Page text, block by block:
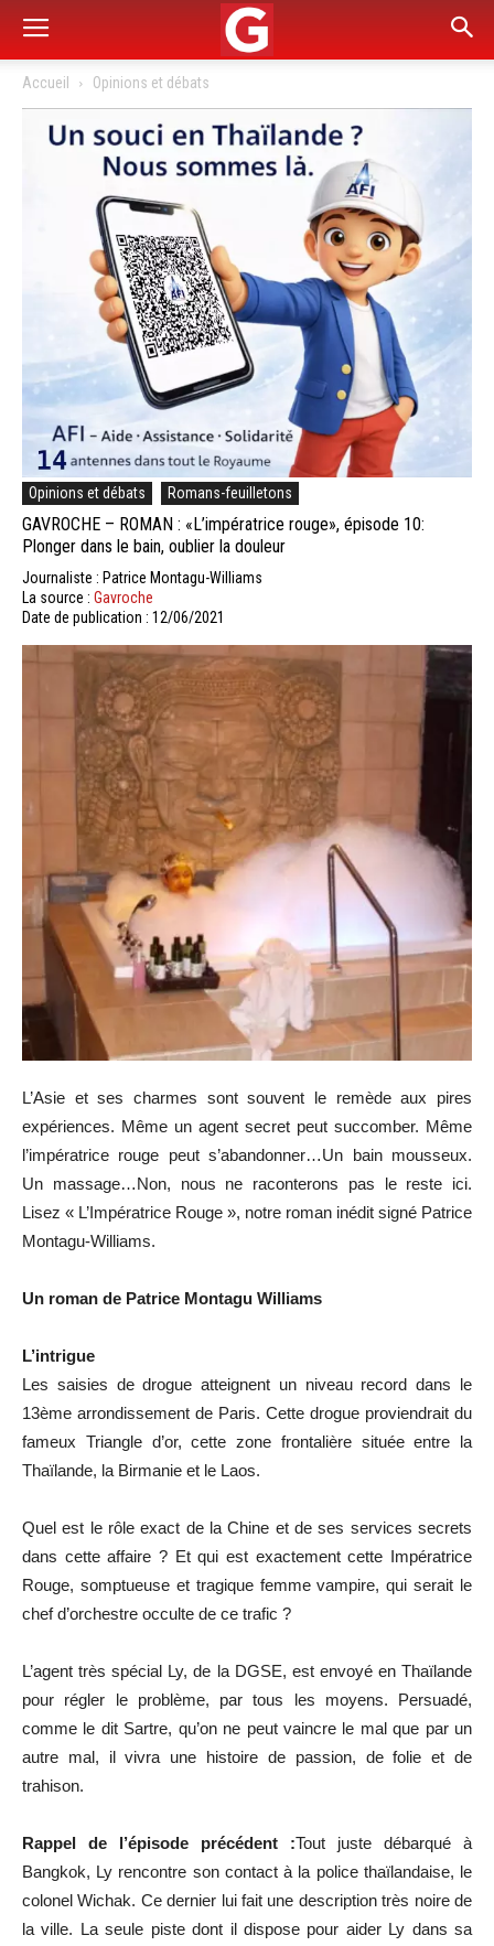
Accueil Opinions et débats
Opinions et débats Romans-feuilletons
GAVROCHE – ROMAN : «L’impératrice rouge», épisode 10:
Plonger dans le bain, oublier la douleur
Journaliste : Patrice Montagu-Williams
La source : Gavroche
Date de publication : 12/06/2021
L’Asie et ses charmes sont souvent le remède aux pires
expériences. Même un agent secret peut succomber. Même
l’impératrice rouge peut s’abandonner…Un bain mousseux.
Un massage…Non, nous ne raconterons pas le reste ici.
Lisez « L’Impératrice Rouge », notre roman inédit signé Patrice
Montagu-Williams.
Un roman de Patrice Montagu Williams
L’intrigue
Les saisies de drogue atteignent un niveau record dans le
13ème arrondissement de Paris. Cette drogue proviendrait du
fameux Triangle d’or, cette zone frontalière située entre la
Thaïlande, la Birmanie et le Laos.
Quel est le rôle exact de la Chine et de ses services secrets
dans cette affaire ? Et qui est exactement cette Impératrice
Rouge, somptueuse et tragique femme vampire, qui serait le
chef d’orchestre occulte de ce trafic ?
L’agent très spécial Ly, de la DGSE, est envoyé en Thaïlande
pour régler le problème, par tous les moyens. Persuadé,
comme le dit Sartre, qu’on ne peut vaincre le mal que par un
autre mal, il vivra une histoire de passion, de folie et de
trahison.
Rappel de l’épisode précédent :Tout juste débarqué à
Bangkok, Ly rencontre son contact à la police thaïlandaise, le
colonel Wichak. Ce dernier lui fait une description très noire de
la ville. La seule piste dont il dispose pour aider Ly dans sa